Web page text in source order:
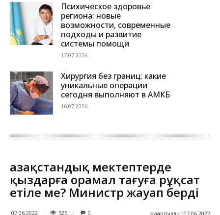
Психическое здоровье
региона: новые
возможности, современные
подходы и развитие
системы помощи
17.07.2026
Хирургия без границ: какие
уникальные операции
сегодня выполняют в АМКБ
16.07.2026